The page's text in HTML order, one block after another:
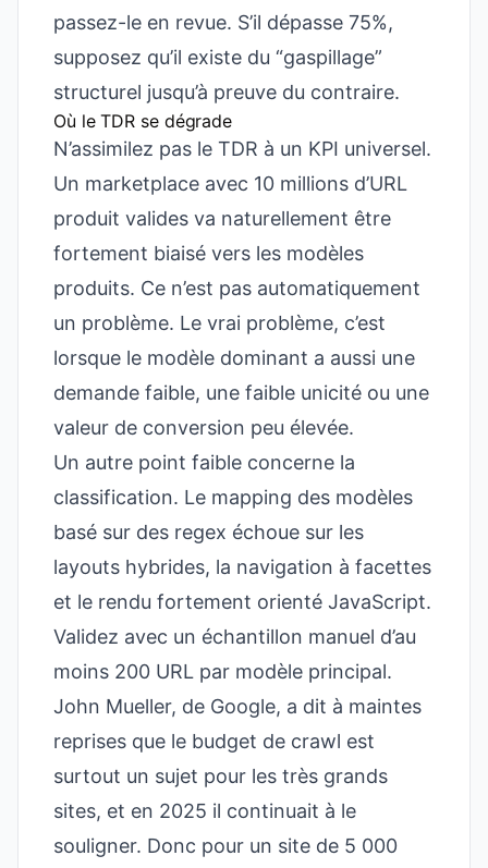
passez-le en revue. S’il dépasse 75%,
supposez qu’il existe du “gaspillage”
structurel jusqu’à preuve du contraire.
Où le TDR se dégrade
N’assimilez pas le TDR à un KPI universel.
Un marketplace avec 10 millions d’URL
produit valides va naturellement être
fortement biaisé vers les modèles
produits. Ce n’est pas automatiquement
un problème. Le vrai problème, c’est
lorsque le modèle dominant a aussi une
demande faible, une faible unicité ou une
valeur de conversion peu élevée.
Un autre point faible concerne la
classification. Le mapping des modèles
basé sur des regex échoue sur les
layouts hybrides, la navigation à facettes
et le rendu fortement orienté JavaScript.
Validez avec un échantillon manuel d’au
moins 200 URL par modèle principal.
John Mueller, de Google, a dit à maintes
reprises que le budget de crawl est
surtout un sujet pour les très grands
sites, et en 2025 il continuait à le
souligner. Donc pour un site de 5 000